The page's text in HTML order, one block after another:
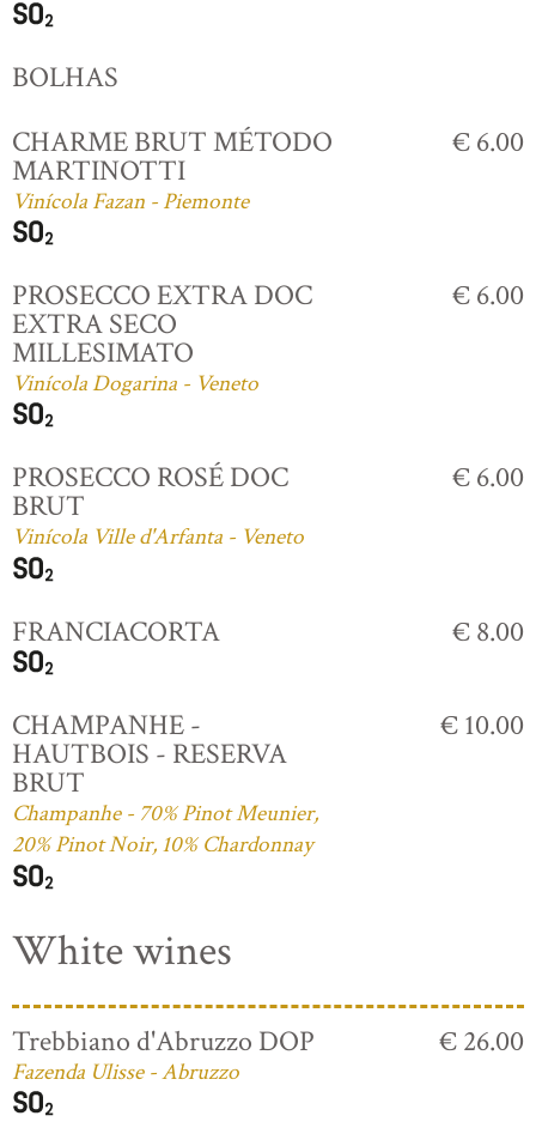
BOLHAS
CHARME BRUT MÉTODO
MARTINOTTI
Vinícola Fazan - Piemonte
€ 6.00
PROSECCO EXTRA DOC
EXTRA SECO
MILLESIMATO
Vinícola Dogarina - Veneto
€ 6.00
PROSECCO ROSÉ DOC
BRUT
Vinícola Ville d'Arfanta - Veneto
€ 6.00
FRANCIACORTA € 8.00
CHAMPANHE -
HAUTBOIS - RESERVA
BRUT
Champanhe - 70% Pinot Meunier,
20% Pinot Noir, 10% Chardonnay
€ 10.00
White wines
Trebbiano d'Abruzzo DOP
Fazenda Ulisse - Abruzzo
€ 26.00